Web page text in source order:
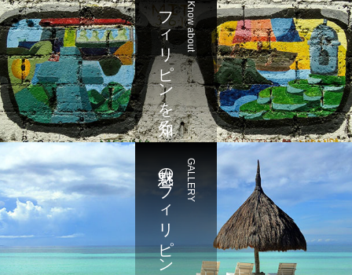
Know about
フィリピンを知る
GALLERY
魅惑のフィリピン